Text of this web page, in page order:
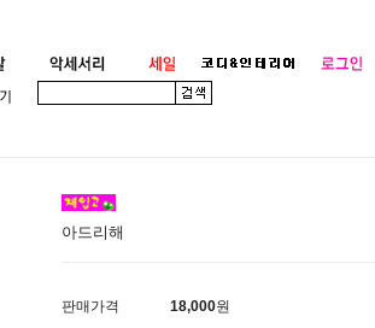
아드리해
판매가격 18,000원